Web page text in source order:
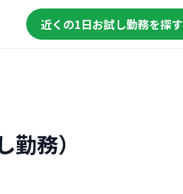
近くの1日お試し勤務を探す
務）